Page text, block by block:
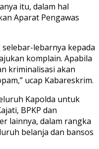
itu, dalam hal
Aparat Pengawas
lebarnya kepada
komplain. Apabila
kriminalisasi akan
ucap Kabareskrim.
Kapolda untuk
BPKP dan
lainnya, dalam rangka
belanja dan bansos